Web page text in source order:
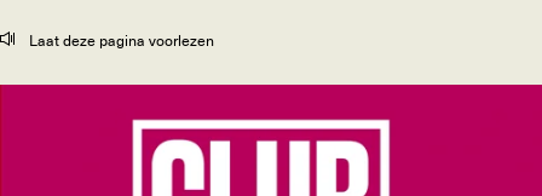
Laat deze pagina voorlezen